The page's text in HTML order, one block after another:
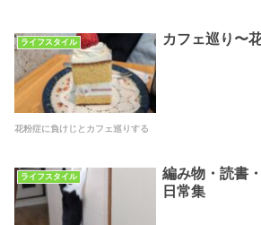
ライフスタイル カフェ巡り〜
花粉症に負けじとカフェ巡りする
ライフスタイル
編み物・読書
日常集